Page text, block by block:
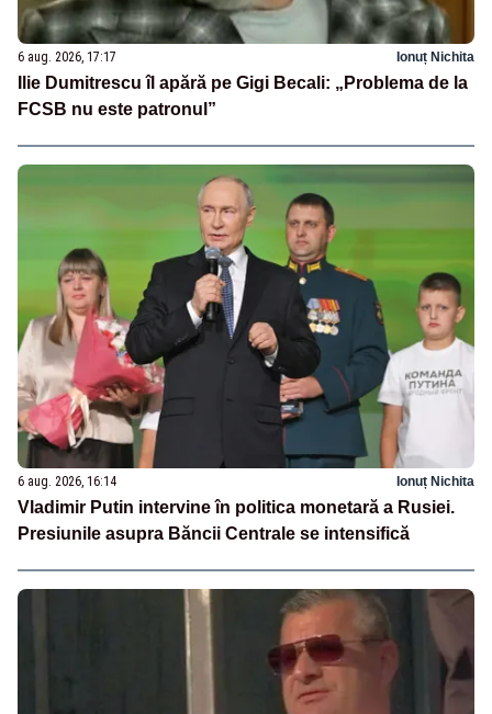
6 aug. 2026, 17:17 Ionuț Nichita
Ilie Dumitrescu îl apără pe Gigi Becali: „Problema de la
FCSB nu este patronul”
6 aug. 2026, 16:14 Ionuț Nichita
Vladimir Putin intervine în politica monetară a Rusiei.
Presiunile asupra Băncii Centrale se intensifică